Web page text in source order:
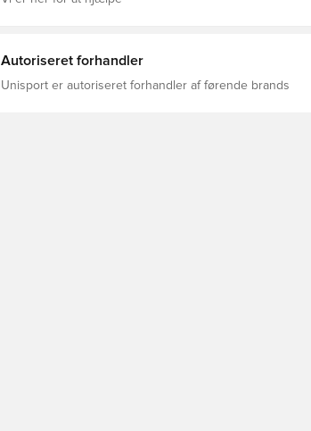
Autoriseret forhandler
Unisport er autoriseret forhandler af førende brands